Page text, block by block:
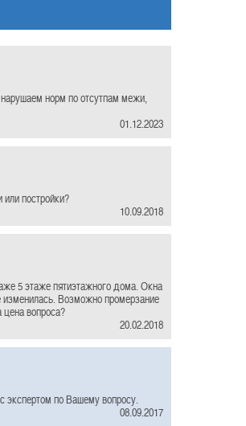
нарушаем норм по отсутпам межи,
01.12.2023
постройки?
10.09.2018
5 этаже пятиэтажного дома. Окна
Возможно промерзание
вопроса?
20.02.2018
экспертом по Вашему вопросу.
08.09.2017